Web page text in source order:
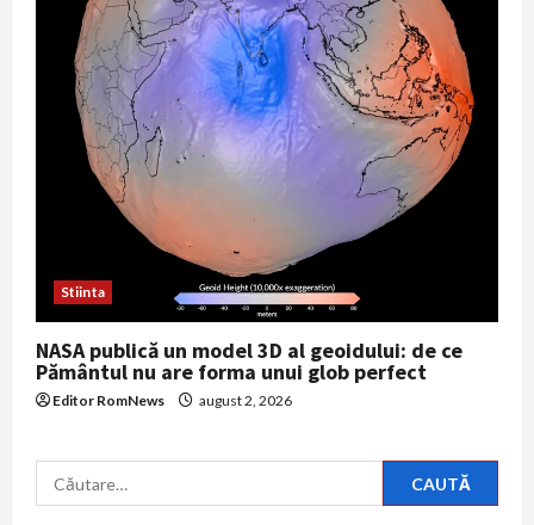
Stiinta
NASA publică un model 3D al geoidului: de ce
Pământul nu are forma unui glob perfect
Editor RomNews august 2, 2026
Caută
după: